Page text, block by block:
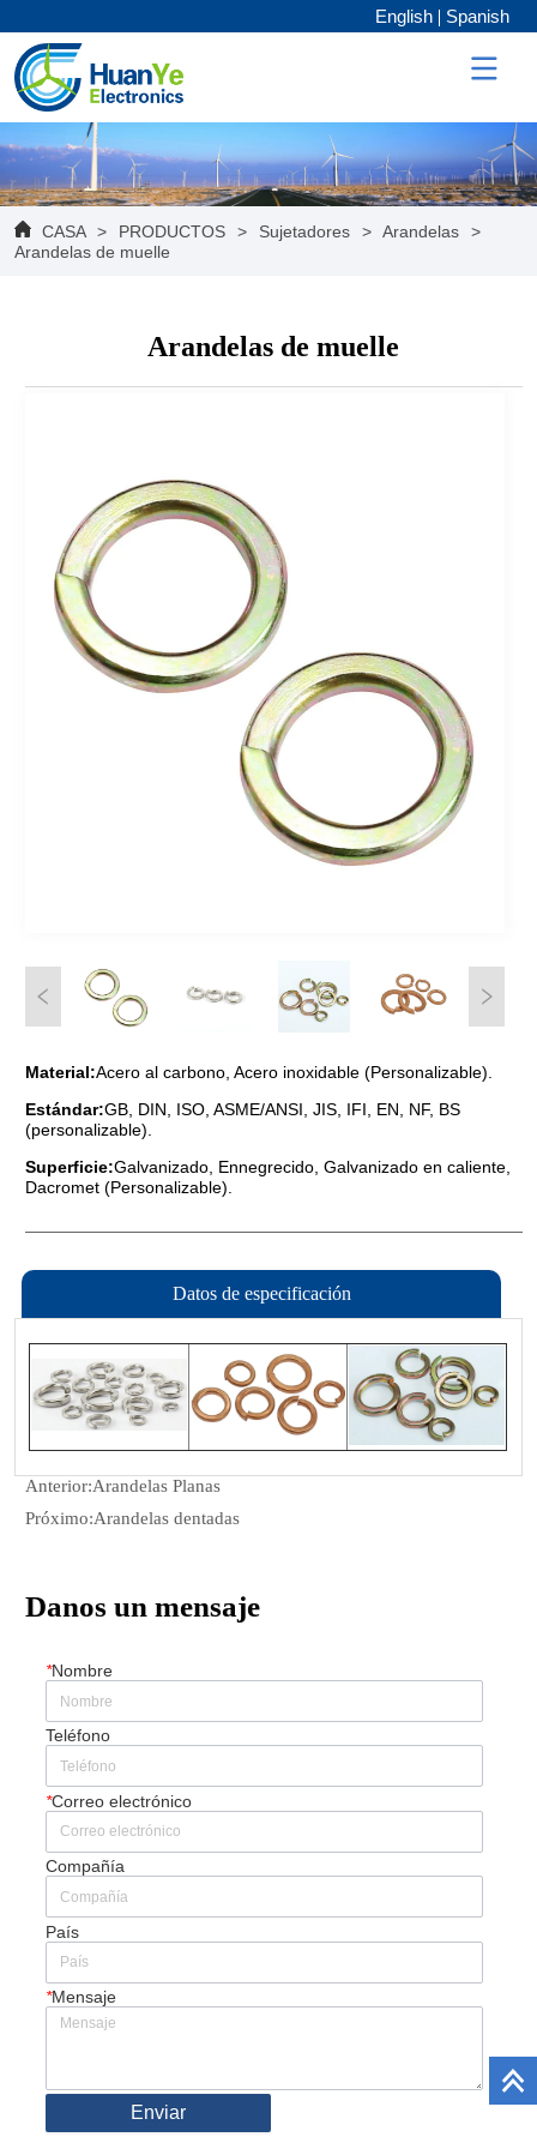
English Spanish
CASA > PRODUCTOS > Sujetadores > Arandelas
>
Arandelas de muelle
Arandelas de muelle
Datos de especificación
Anterior:Arandelas Planas
Próximo:Arandelas dentadas
Danos un mensaje
*Nombre
Teléfono
*Correo electrónico
Compañía
País
*Mensaje
Enviar